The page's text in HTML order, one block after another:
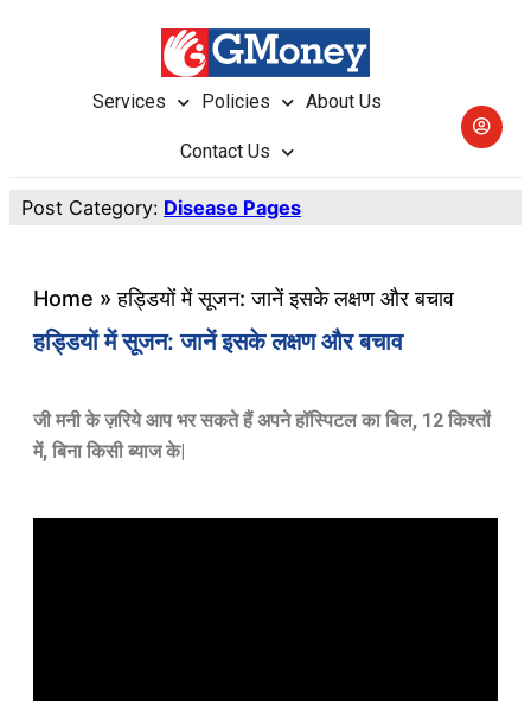
Services Policies About Us
Contact Us
Post Category: Disease Pages
Home »हड्डियों में सूजन: जानें इसके लक्षण और बचाव
हड्डियों में सूजन: जानें इसके लक्षण और बचाव
जी मनी के ज़रिये आप भर सकते हैं अपने हॉस्पिटल का बिल, 12 किश्तों
में, बिना किसी ब्याज के|